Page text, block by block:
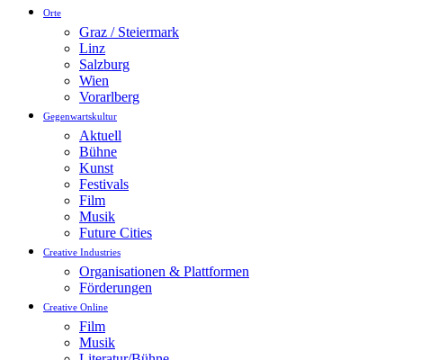
Orte
Graz / Steiermark
Linz
Salzburg
Wien
Vorarlberg
Gegenwartskultur
Aktuell
Bühne
Kunst
Festivals
Film
Musik
Future Cities
Creative Industries
Organisationen & Plattformen
Förderungen
Creative Online
Film
Musik